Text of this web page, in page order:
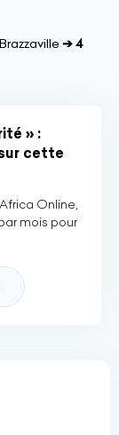
➔ 4
» :
cette
Online,
mois pour